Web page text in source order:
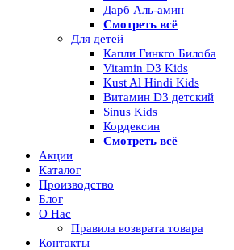
Дарб Аль-амин
Смотреть всё
Для детей
Капли Гинкго Билоба
Vitamin D3 Kids
Kust Al Hindi Kids
Витамин D3 детский
Sinus Kids
Кордексин
Смотреть всё
Акции
Каталог
Производство
Блог
О Нас
Правила возврата товара
Контакты